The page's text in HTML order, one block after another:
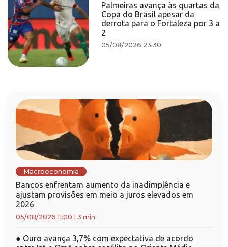
Palmeiras avança às quartas da
Copa do Brasil apesar da
derrota para o Fortaleza por 3 a
2
05/08/2026 23:30
Macroeconomia
Bancos enfrentam aumento da inadimplência e
ajustam provisões em meio a juros elevados em
2026
05/08/2026 11:00 3 min
● Ouro avança 3,7% com expectativa de acordo